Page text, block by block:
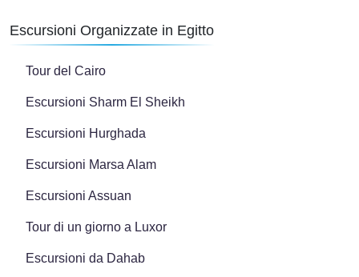
Escursioni Organizzate in Egitto
Tour del Cairo
Escursioni Sharm El Sheikh
Escursioni Hurghada
Escursioni Marsa Alam
Escursioni Assuan
Tour di un giorno a Luxor
Escursioni da Dahab